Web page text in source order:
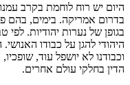
היום יש רוח לוחמת בקרב
בדרום אמריקה. בימים, בהם
בגופן של נערות יהודיות.
היהודי להגן על כבודו
וכבודנו לא יושפל עוד,
הדין בחלקי עולם אחרים.